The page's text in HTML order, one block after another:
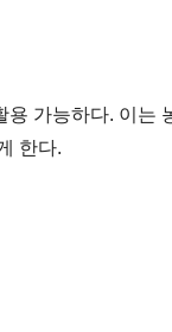
가능하다. 이는
한다.